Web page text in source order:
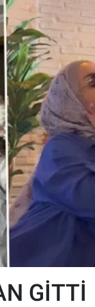
GİTTİ